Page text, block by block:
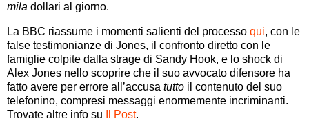
mila dollari al giorno.
La BBC riassume i momenti salienti del processo qui, con le
false testimonianze di Jones, il confronto diretto con le
famiglie colpite dalla strage di Sandy Hook, e lo shock di
Alex Jones nello scoprire che il suo avvocato difensore ha
fatto avere per errore all’accusa tutto il contenuto del suo
telefonino, compresi messaggi enormemente incriminanti.
Trovate altre info su
Il Post.